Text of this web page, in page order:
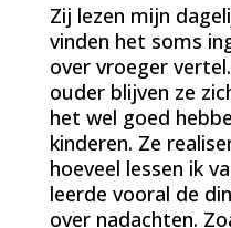
Zij lezen mijn
vinden het soms
over vroeger
ouder blijven ze
het wel goed
kinderen. Ze
hoeveel lessen ik
leerde vooral de
over nadachten.